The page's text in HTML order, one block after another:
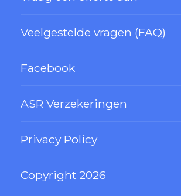
Veelgestelde vragen (FAQ)
Facebook
ASR Verzekeringen
Privacy Policy
Copyright 2026